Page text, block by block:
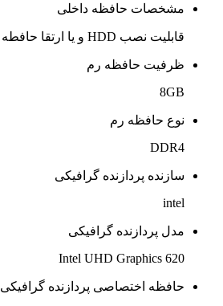
مشخصات حافظه داخلی
قابلیت نصب HDD و یا ارتقا حافطه SSD
ظرفیت حافظه رم
8GB
نوع حافظه رم
DDR4
سازنده پردازنده گرافیکی
intel
مدل پردازنده گرافیکی
Intel UHD Graphics 620
حافظه اختصاصی پردازنده گرافیکی